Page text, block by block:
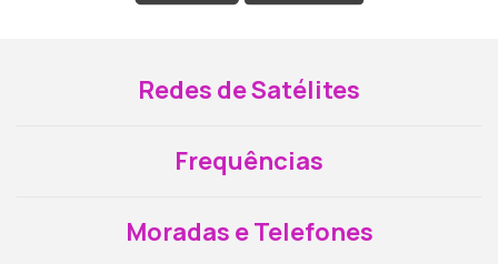
Redes de Satélites
Frequências
Moradas e Telefones